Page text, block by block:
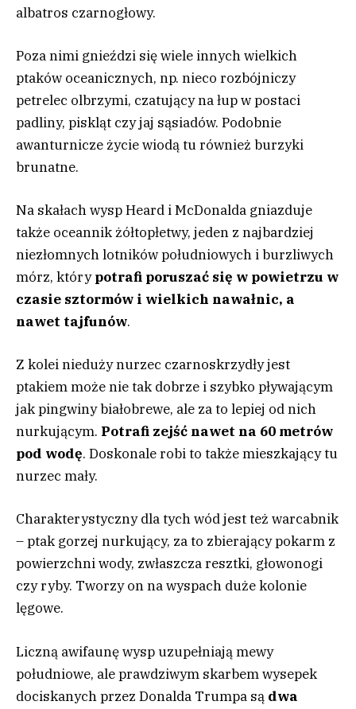
albatros czarnogłowy.
Poza nimi gnieździ się wiele innych wielkich
ptaków oceanicznych, np. nieco rozbójniczy
petrelec olbrzymi, czatujący na łup w postaci
padliny, piskląt czy jaj sąsiadów. Podobnie
awanturnicze życie wiodą tu również burzyki
brunatne.
Na skałach wysp Heard i McDonalda gniazduje
także oceannik żółtopłetwy, jeden z najbardziej
niezłomnych lotników południowych i burzliwych
mórz, którypotrafi poruszać się w powietrzu w
czasie sztormów i wielkich nawałnic, a
nawet tajfunów.
Z kolei nieduży nurzec czarnoskrzydły jest
ptakiem może nie tak dobrze i szybko pływającym
jak pingwiny białobrewe, ale za to lepiej od nich
nurkującym. Potrafi zejść nawet na 60 metrów
pod wodę. Doskonale robi to także mieszkający tu
nurzec mały.
Charakterystyczny dla tych wód jest też warcabnik
– ptak gorzej nurkujący, za to zbierający pokarm z
powierzchni wody, zwłaszcza resztki, głowonogi
czy ryby. Tworzy on na wyspach duże kolonie
lęgowe.
Liczną awifaunę wysp uzupełniają mewy
południowe, ale prawdziwym skarbem wysepek
dociskanych przez Donalda Trumpa są dwa